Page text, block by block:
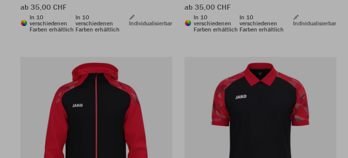
ab 35,00 CHF
In 10
verschiedenen
Farben erhältlich
In 10
verschiedenen
Farben erhältlich
Individualisierbar
ab 35,00 CHF
In 10
verschiedenen
Farben erhältlich
In 10
verschiedenen
Farben erhältlich
Individualisierbar